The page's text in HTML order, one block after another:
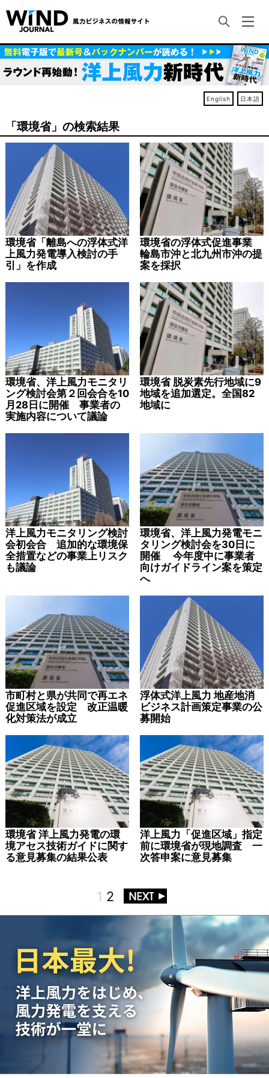
English 日本語
「環境省」の検索結果
環境省「離島への浮体式洋
上風力発電導入検討の手
引」を作成
環境省の浮体式促進事業
輪島市沖と北九州市沖の提
案を採択
環境省、洋上風力モニタリ
ング検討会第２回会合を10
月28日に開催 事業者の
実施内容について議論
環境省 脱炭素先行地域に9
地域を追加選定。全国82
地域に
洋上風力モニタリング検討
会初会合 追加的な環境保
全措置などの事業上リスク
も議論
環境省、洋上風力発電モニ
タリング検討会を30日に
開催 今年度中に事業者
向けガイドライン案を策定
へ
市町村と県が共同で再エネ
促進区域を設定 改正温暖
化対策法が成立
浮体式洋上風力 地産地消
ビジネス計画策定事業の公
募開始
環境省 洋上風力発電の環
境アセス技術ガイドに関す
る意見募集の結果公表
洋上風力「促進区域」指定
前に環境省が現地調査 一
次答申案に意見募集
1 2